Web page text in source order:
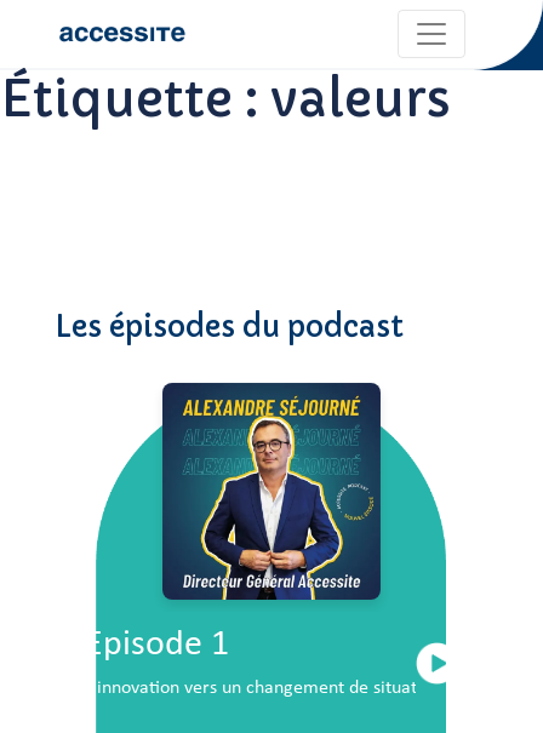
Étiquette : valeurs
Les épisodes du podcast
Episode 1
L’innovation vers un changement de situation